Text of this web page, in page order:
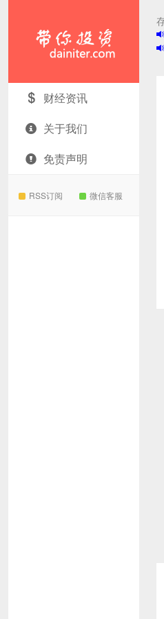
带你投资 财经资讯
关于我们
免责声明
RSS订阅 微信客服